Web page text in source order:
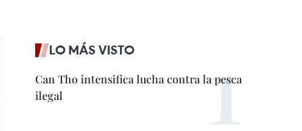
LO MÁS VISTO
Can Tho intensifica lucha contra la pesca
ilegal